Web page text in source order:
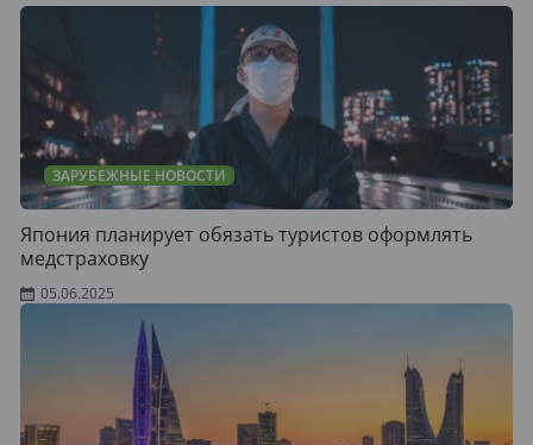
ЗАРУБЕЖНЫЕ НОВОСТИ
Япония планирует обязать туристов оформлять
медстраховку
05.06.2025